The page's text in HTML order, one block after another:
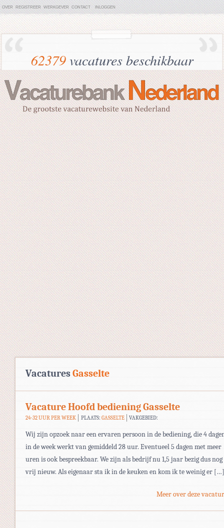
OVER REGISTREER WERKGEVER CONTACT INLOGGEN
62379vacatures beschikbaar
VacaturesGasselte
Vacature Hoofd bediening Gasselte
24-32 UUR PER WEEK PLAATS: GASSELTE VAKGEBIED:
Wij zijn opzoek naar een ervaren persoon in de bediening, die 4
in de week werkt van gemiddeld 28 uur. Eventueel 5 dagen met meer
uren is ook bespreekbaar. We zijn als bedrijf nu 1,5 jaar bezig dus nog
vrij nieuw. Als eigenaar sta ik in de keuken en kom ik te weinig er […]
Meer over deze